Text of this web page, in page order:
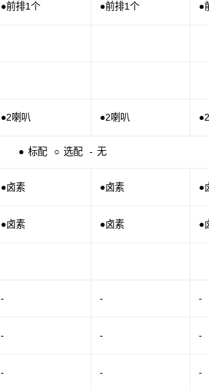
● 标配 ○ 选配 - 无
●前排1个 ●前排1个 ●
●2喇叭 ●2喇叭
●卤素 ●卤素 ●
●卤素 ●卤素 ●
- - -
- - -
- - -